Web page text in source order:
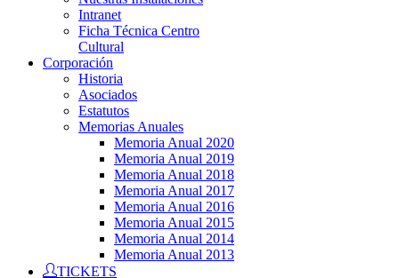
Intranet
Ficha Técnica Centro
Cultural
Corporación
Historia
Asociados
Estatutos
Memorias Anuales
Memoria Anual 2020
Memoria Anual 2019
Memoria Anual 2018
Memoria Anual 2017
Memoria Anual 2016
Memoria Anual 2015
Memoria Anual 2014
Memoria Anual 2013
TICKETS